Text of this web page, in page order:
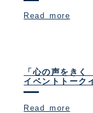
Read more
「心の声をき
イベントトーク
Read more